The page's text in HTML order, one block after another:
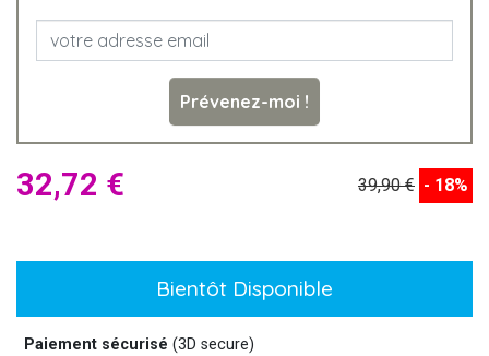
Prévenez-moi !
32,72 € 39,90 € - 18%
Bientôt Disponible
Paiement sécurisé (3D secure)